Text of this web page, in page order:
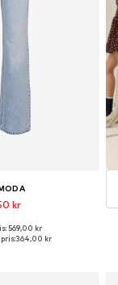
kr
storlekar
569,00 kr
364,00 kr